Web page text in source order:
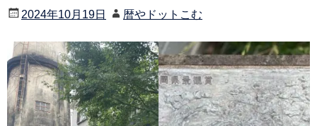
2024年10月19日 暦やドットこむ